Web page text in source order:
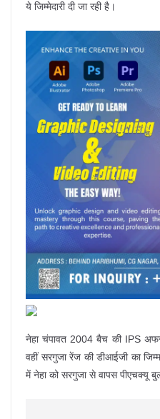
ये जिम्मेदारी दी जा रही है।
नेहा चंपावत 2004 बैच की IPS
वहीं सरगुजा रेंज की डीआईजी का
में नेहा को सरगुजा से वापस पीएचक्यू